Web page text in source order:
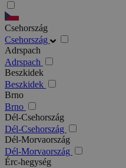
Csehország
Csehország
Adrspach
Adrspach
Beszkidek
Beszkidek
Brno
Brno
Dél-Csehország
Dél-Csehország
Dél-Morvaország
Dél-Morvaország
Érc-hegység